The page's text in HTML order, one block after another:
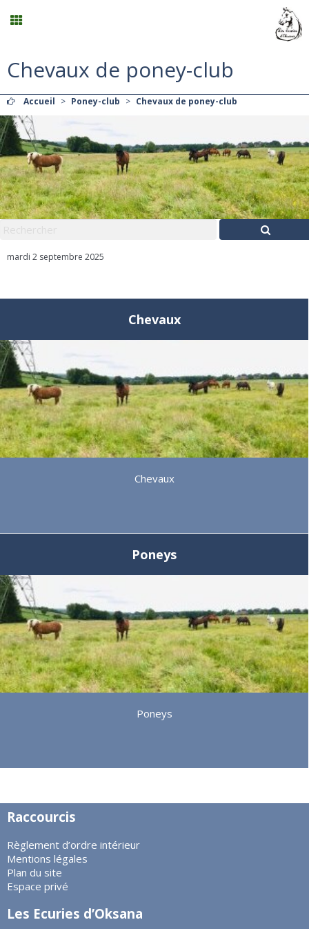
Planning
Mon compte
0 Panier
Contact
Chevaux de poney-club
Accueil > Poney-club > Chevaux de poney-club
mardi 2 septembre 2025
Chevaux
Chevaux
Poneys
Poneys
Raccourcis
Règlement d’ordre intérieur
Mentions légales
Plan du site
Espace privé
Les Ecuries d’Oksana